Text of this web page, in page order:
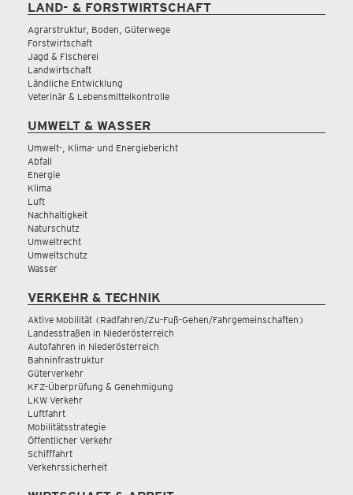
LAND- & FORSTWIRTSCHAFT
Agrarstruktur, Boden, Güterwege
Forstwirtschaft
Jagd & Fischerei
Landwirtschaft
Ländliche Entwicklung
Veterinär & Lebensmittelkontrolle
UMWELT & WASSER
Umwelt-, Klima- und Energiebericht
Abfall
Energie
Klima
Luft
Nachhaltigkeit
Naturschutz
Umweltrecht
Umweltschutz
Wasser
VERKEHR & TECHNIK
Aktive Mobilität (Radfahren/Zu-Fuß-Gehen/Fahrgemeinschaften)
Landesstraßen in Niederösterreich
Autofahren in Niederösterreich
Bahninfrastruktur
Güterverkehr
KFZ-Überprüfung & Genehmigung
LKW Verkehr
Luftfahrt
Mobilitätsstrategie
Öffentlicher Verkehr
Schifffahrt
Verkehrssicherheit